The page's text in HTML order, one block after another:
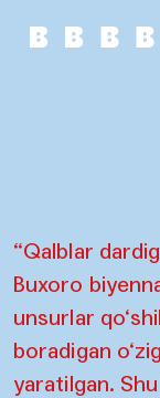
“Qalblar
Buxoro
unsurlar
boradigan
yaratilgan.